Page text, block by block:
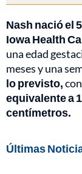
Nash nació el
Iowa Health
una edad
meses y una
lo previsto,con
equivalente a
centímetros.
Últimas